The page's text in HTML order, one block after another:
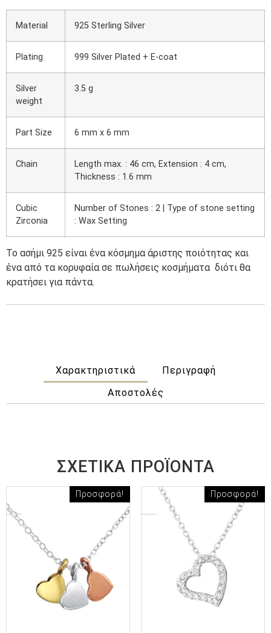
Material 925 Sterling Silver
Plating 999 Silver Plated + E-coat
Silver
weight
3.5 g
Part Size 6 mm x 6 mm
Chain
Length max. : 46 cm, Extension : 4 cm,
Thickness : 1.6 mm
Cubic
Zirconia
Number of Stones : 2 | Type of stone setting
: Wax Setting
Το ασήμι 925 είναι ένα κόσμημα άριστης ποιότητας και
ένα από τα κορυφαία σε πωλήσεις κοσμήματα διότι θα
κρατήσει για πάντα.
Χαρακτηριστικά
Περιγραφή
Αποστολές
ΣΧΕΤΙΚΆ ΠΡΟΪΌΝΤΑ
Προσφορά! Προσφορά!